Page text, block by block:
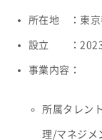
所在地 ：東京
設立 ：2023
事業内容：
所属タレン
理/マネジメ